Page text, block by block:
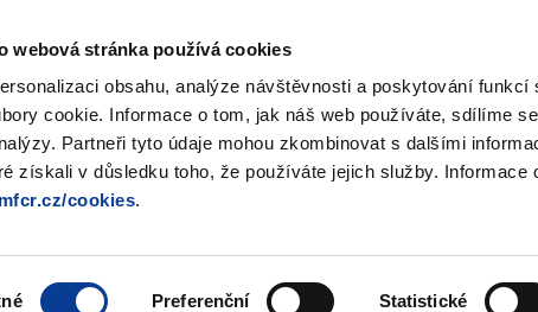
webová stránka používá cookies
obsahu, analýze návštěvnosti a poskytování
cookie. Informace o tom, jak náš web používáte, sdílíme
Partneři tyto údaje mohou zkombinovat s dalšími
získali v důsledku toho, že používáte jejich služby. Informace
mfcr.cz/cookies.
Preferenční Statistické
Vyhledat
submenu
politika
submenu